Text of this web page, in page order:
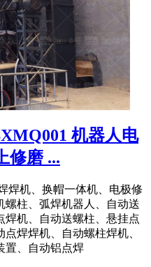
机器人电
修磨 ...
焊机、换帽一体机、电极修
螺柱、弧焊机器人、自动送
焊机、自动送螺柱、悬挂点
焊焊机、自动螺柱焊机、
置、自动铝点焊